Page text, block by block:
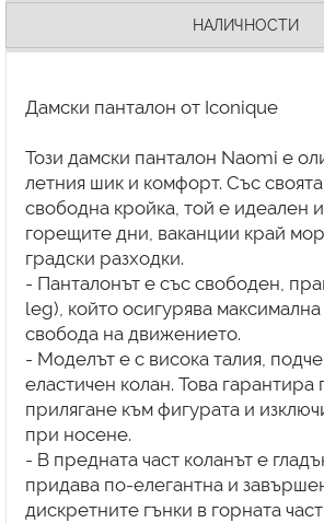
НАЛИЧНОСТИ
Дамски панталон от Iconique
Този дамски панталон Naomi е
летния шик и комфорт. Със
свободна кройка, той е идеален
горещите дни, ваканции край
градски разходки.
- Панталонът е със свободен,
leg), който осигурява
свобода на движението.
- Моделът е с висока талия,
еластичен колан. Това
прилягане към фигурата и
при носене.
- В предната част коланът е
придава по-елегантна и
дискретните гънки в горната